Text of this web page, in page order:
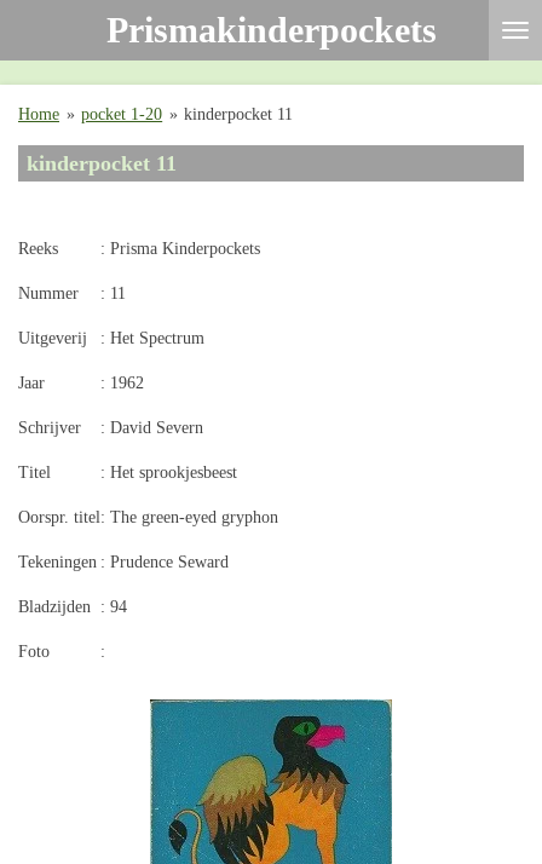
de
Prismakinderpockets
Home » pocket 1-20 » kinderpocket 11
kinderpocket 11
Reeks : Prisma Kinderpockets
Nummer : 11
Uitgeverij : Het Spectrum
Jaar : 1962
Schrijver : David Severn
Titel : Het sprookjesbeest
Oorspr. titel: The green-eyed gryphon
Tekeningen : Prudence Seward
Bladzijden : 94
Foto :